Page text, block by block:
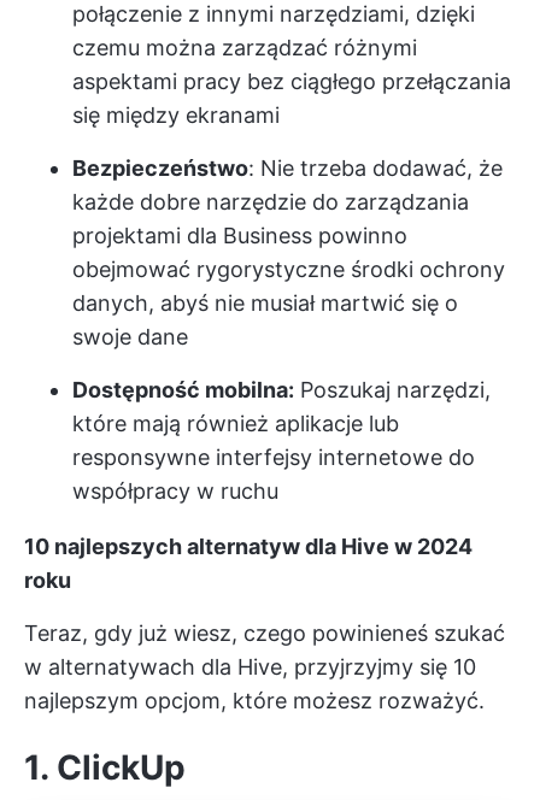
połączenie z innymi narzędziami, dzięki
czemu można zarządzać różnymi
aspektami pracy bez ciągłego przełączania
się między ekranami
Bezpieczeństwo: Nie trzeba dodawać, że
każde dobre narzędzie do zarządzania
projektami dla Business powinno
obejmować rygorystyczne środki ochrony
danych, abyś nie musiał martwić się o
swoje dane
Dostępność mobilna: Poszukaj narzędzi,
które mają również aplikacje lub
responsywne interfejsy internetowe do
współpracy w ruchu
10 najlepszych alternatyw dla Hive w 2024
roku
Teraz, gdy już wiesz, czego powinieneś szukać
w alternatywach dla Hive, przyjrzyjmy się 10
najlepszym opcjom, które możesz rozważyć.
1. ClickUp